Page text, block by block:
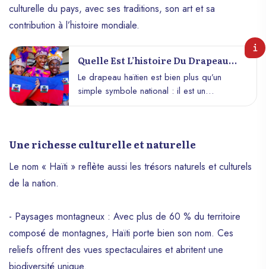
culturelle du pays, avec ses traditions, son art et sa
contribution à l’histoire mondiale.
Quelle Est L’histoire Du Drapeau
Haïtien ?
Le drapeau haïtien est bien plus qu’un
simple symbole national : il est un
témoignage vivant de la lutte pour
française, il porte en lui les valeurs de
liberté, de courage et d’unité qui
caractérisent la nation haïtienne. Plongeons
Une richesse culturelle et naturelle
Le nom « Haïti » reflète aussi les trésors naturels et culturels
de la nation.
- Paysages montagneux : Avec plus de 60 % du territoire
composé de montagnes, Haïti porte bien son nom. Ces
reliefs offrent des vues spectaculaires et abritent une